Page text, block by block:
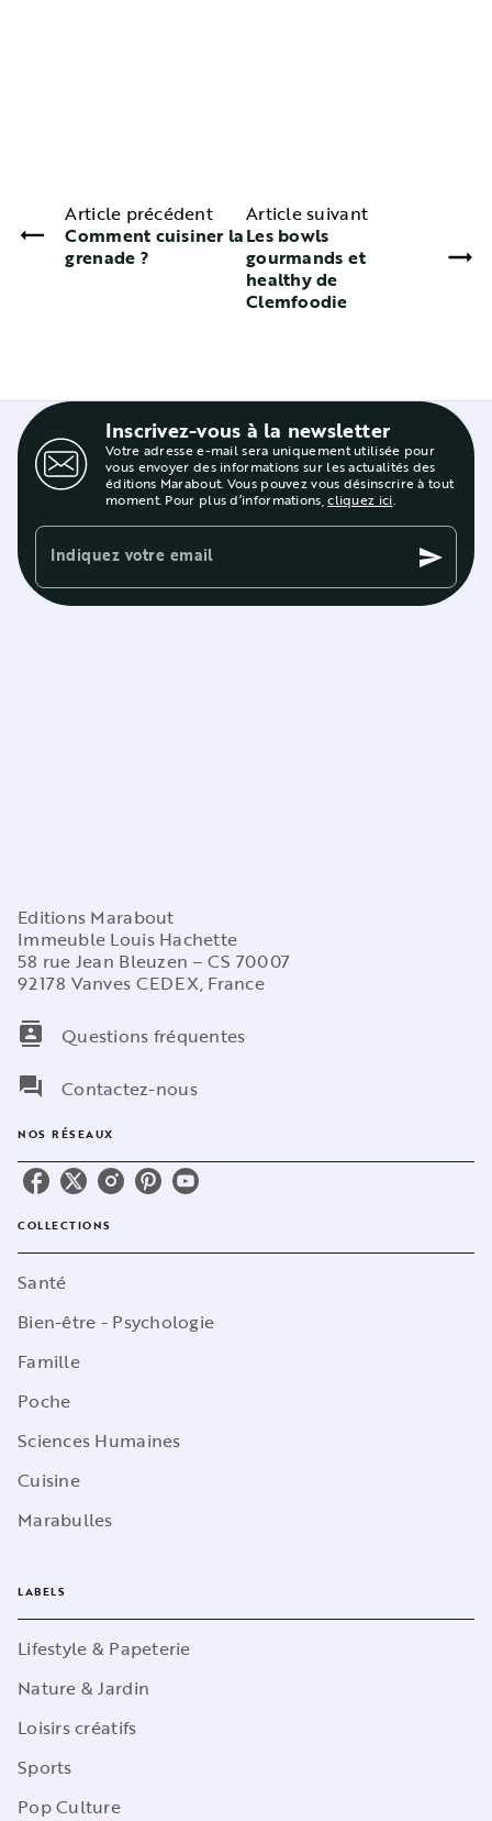
Article précédent
Comment cuisiner la
grenade ?
Article suivant
Les bowls
gourmands et
healthy de
Clemfoodie
Inscrivez-vous à la newsletter
Votre adresse e-mail sera uniquement utilisée pour
vous envoyer des informations sur les actualités des
éditions Marabout. Vous pouvez vous désinscrire à tout
moment. Pour plus d’informations,cliquez ici.
Indiquez votre email send
Editions Marabout
Immeuble Louis Hachette
58 rue Jean Bleuzen – CS 70007
92178 Vanves CEDEX, France
contacts
Questions fréquentes
question_answer
Contactez-nous
NOS RÉSEAUX
COLLECTIONS
Santé
Bien-être - Psychologie
Famille
Poche
Sciences Humaines
Cuisine
Marabulles
LABELS
Lifestyle & Papeterie
Nature & Jardin
Loisirs créatifs
Sports
Pop Culture